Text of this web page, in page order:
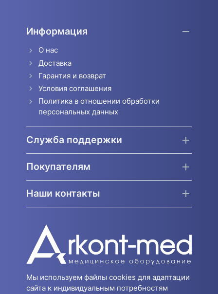
Информация
О нас
Доставка
Гарантия и возврат
Условия соглашения
Политика в отношении обработки
персональных данных
Служба поддержки
Покупателям
Наши контакты
Мы используем файлы cookies для адаптации
сайта к индивидуальным потребностям